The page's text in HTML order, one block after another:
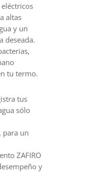
altas
y un
deseada.
tu termo.
tus
sólo
para un
ZAFIRO
y